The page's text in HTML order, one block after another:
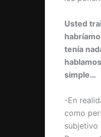
Usted
tenía
simple…
-En
como
subjetivo